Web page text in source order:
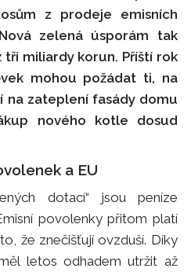
z prodeje emisních
zelená úsporám tak
miliardy korun. Příští rok
mohou požádat ti, na
na zateplení fasády domu
nového kotle dosud
a EU
dotací“ jsou peníze
povolenky přitom platí
že znečišťují ovzduší. Díky
letos odhadem utržit až